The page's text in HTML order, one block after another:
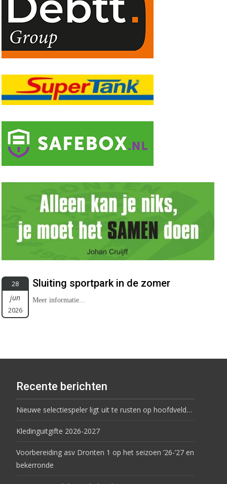
28
jun
2026
Sluiting sportpark in de zomer
Meer informatie...
Recente berichten
Nieuwe selectiespeler ligt uit te rusten op hoofdveld…
Kledinguitgifte 2026-2027
Voorbereiding asv Dronten 1 op het seizoen ’26-’27 en
bekerronde